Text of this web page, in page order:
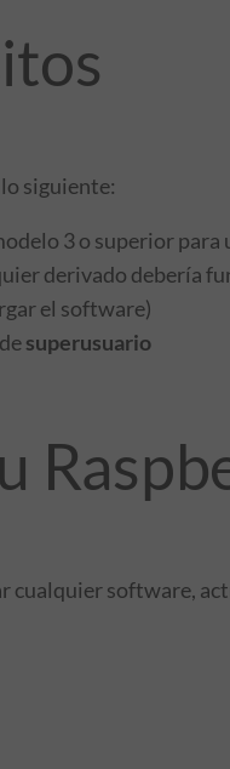
siguiente:
3 o superior
derivado debería
el software)
superusuario
cualquier software,